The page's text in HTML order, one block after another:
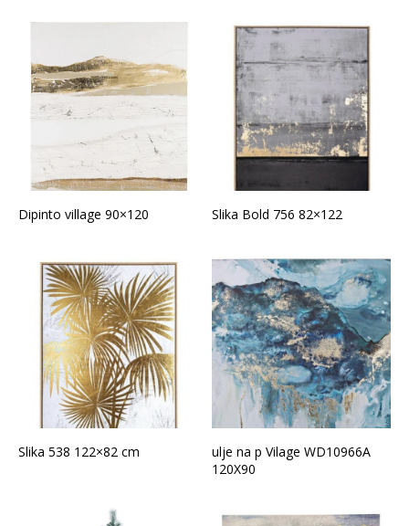
Dipinto village 90×120 Slika Bold 756 82×122
Slika 538 122×82 cm
ulje na p Vilage WD10966A
120X90